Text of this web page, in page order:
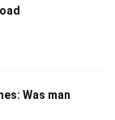
Was man